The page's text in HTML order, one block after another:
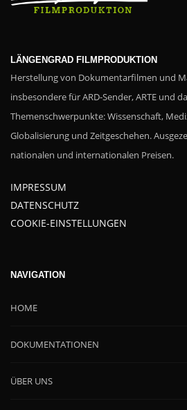
LÄNGENGRAD FILMPRODUKTION
Herstellung von Dokumentarfilmen und
insbesondere für ARD-Sender, ARTE und
Themenschwerpunkte: Wissenschaft,
Globalisierung und Zeitgeschehen.
nationalen und internationalen Preisen.
IMPRESSUM
DATENSCHUTZ
COOKIE-EINSTELLUNGEN
NAVIGATION
HOME
DOKUMENTATIONEN
ÜBER UNS